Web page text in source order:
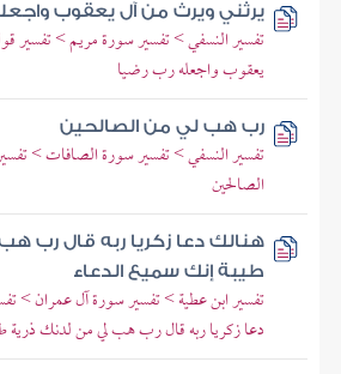
يرثني ويرث من آل يعقوب
تفسير النسفي > تفسير سورة مريم > تفسير
يعقوب واجعله رب رضيا
رب هب لي من الصالحين
تفسير النسفي > تفسير سورة الصافات >
الصالحين
هنالك دعا زكريا ربه قال رب
طيبة إنك سميع الدعاء
تفسير ابن عطية > تفسير سورة آل عمران >
دعا زكريا ربه قال رب هب لي من لدنك ذرية